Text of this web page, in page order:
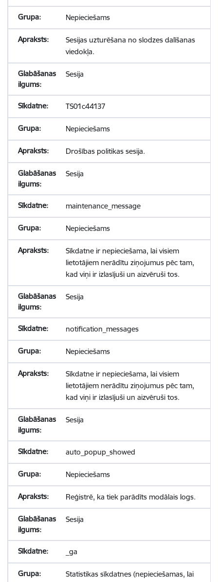
Nepieciešams
Sesijas uzturēšana no slodzes dalīšanas
viedokļa.
Sesija
TS01c44137
Nepieciešams
Drošības politikas sesija.
Sesija
maintenance_message
Nepieciešams
Sīkdatne ir nepieciešama, lai visiem
lietotājiem nerādītu ziņojumus pēc tam,
kad viņi ir izlasījuši un aizvēruši tos.
Sesija
notification_messages
Nepieciešams
Sīkdatne ir nepieciešama, lai visiem
lietotājiem nerādītu ziņojumus pēc tam,
kad viņi ir izlasījuši un aizvēruši tos.
Sesija
auto_popup_showed
Nepieciešams
Reģistrē, ka tiek parādīts modālais logs.
Sesija
_ga
Statistikas sīkdatnes (nepieciešamas, lai